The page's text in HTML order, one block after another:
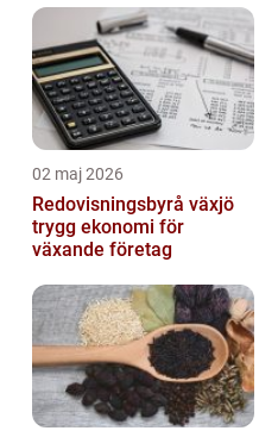
02 maj 2026
Redovisningsbyrå växjö
trygg ekonomi för
växande företag